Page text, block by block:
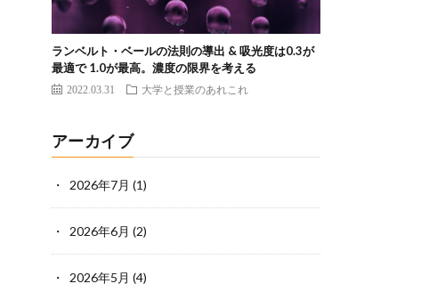
ランベルト・ベールの法則の導出 & 吸光度は0.3が
最適で 1.0が最高。濃度の限界を考える
2022.03.31 大学と授業のあれこれ
アーカイブ
2026年7月 (1)
2026年6月 (2)
2026年5月 (4)